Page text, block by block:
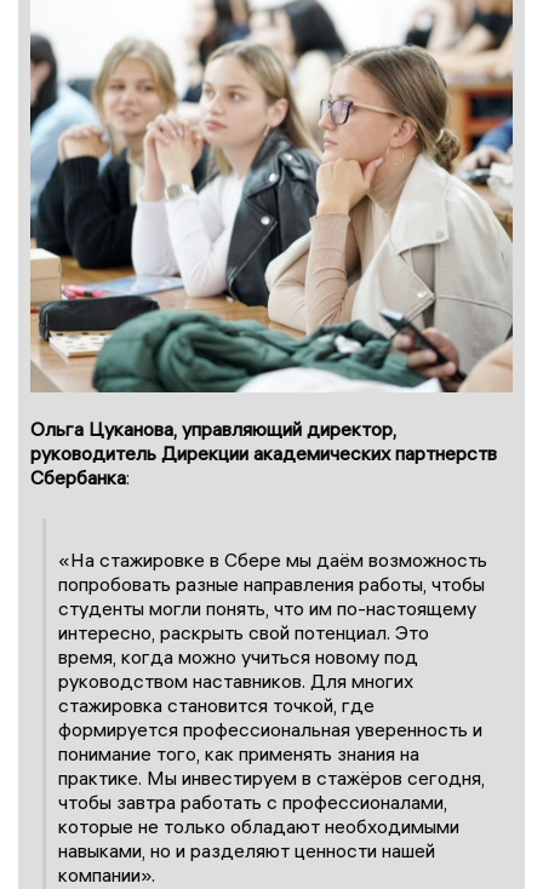
Ольга Цуканова, управляющий директор,
руководитель Дирекции академических партнерств
Сбербанка:
«На стажировке в Сбере мы даём возможность
попробовать разные направления работы, чтобы
студенты могли понять, что им по-настоящему
интересно, раскрыть свой потенциал. Это
время, когда можно учиться новому под
руководством наставников. Для многих
стажировка становится точкой, где
формируется профессиональная уверенность и
понимание того, как применять знания на
практике. Мы инвестируем в стажёров сегодня,
чтобы завтра работать с профессионалами,
которые не только обладают необходимыми
навыками, но и разделяют ценности нашей
компании».